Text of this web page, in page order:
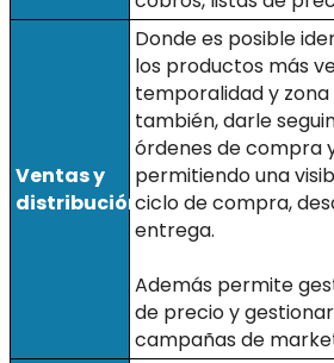
Ventas y
distribución
Donde es posible
los productos más
temporalidad y
también, darle
órdenes de compra
permitiendo una
ciclo de compra,
entrega.
Además permite
de precio y
campañas de